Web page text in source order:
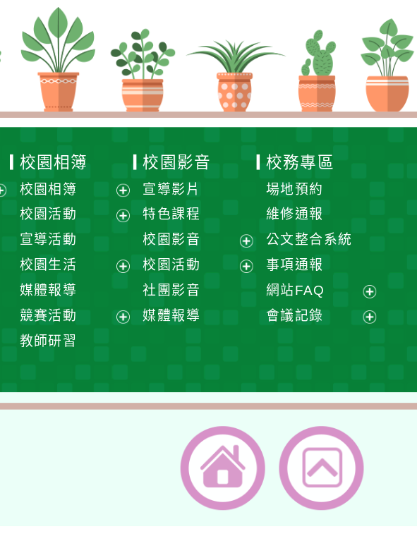
校園相簿
校園相簿
展
開
單
校園活動
選
宣導活動
校園生活
選
媒體報導
競賽活動
單
教師研習
校園影音
宣導影片
特色課程
校園影音
展
校園活動
社團影音
媒體報導
校務專區
場地預約
維修通報
公文整合系統
事項通報
網站FAQ
展
開
會議記錄
單